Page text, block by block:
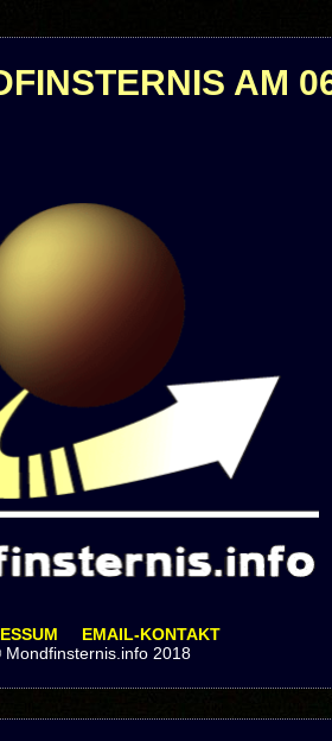
AM
EMAIL-KONTAKT
Mondfinsternis.info 2018